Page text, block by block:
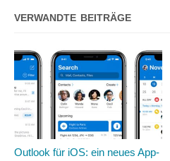
VERWANDTE BEITRÄGE
Outlook für iOS: ein neues App-